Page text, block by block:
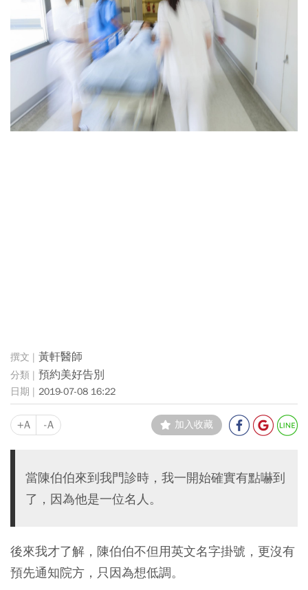
黃軒醫師
預約美好告別
2019-07-08 16:22
+A -A 加入收藏
當陳伯伯來到我門診時，我一開始確實有點嚇到
了，因為他是一位名人。
後來我才了解，陳伯伯不但用英文名字掛號，更沒有
預先通知院方，只因為想低調。